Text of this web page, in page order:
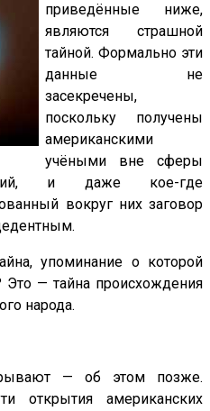
приведённые ниже,
являются страшной
тайной. Формально эти
данные не
засекречены,
поскольку получены
американскими
учёными вне сферы
и даже кое-где
вокруг них заговор
упоминание о которой
Это — тайна происхождения
народа.
— об этом позже.
открытия американских